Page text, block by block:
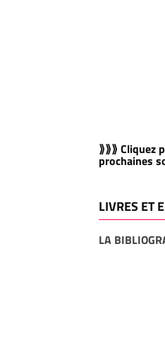
⟫⟫⟫ Cliquez
prochaines
LIVRES ET
LA